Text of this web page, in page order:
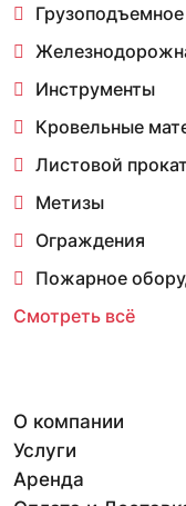
Инструменты
Кровельные
Листовой прокат
Метизы
Ограждения
Пожарное
Смотреть всё
О компании
Услуги
Аренда